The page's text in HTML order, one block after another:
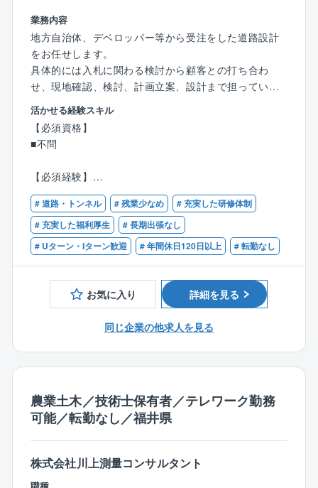
遠方にお住いの方や育児、介護が必要な方などご事
情に合わせて働き方を変えることが可能です。
業務内容
地方自治体、デベロッパー等から受注をした道路設計
をお任せします。
具体的には入札に関わる検討から顧客との打ち合わ
せ、現地確認、検討、計画立案、設計まで担っていた
だきます。
地域住民とのワークショップや、地域の特性・生活環
境などを考慮したゾーニングなど、調査の段階から設
計まで一貫して担っていただけます。
多くの人々の生活を支えるため、社会貢献性の高いお
仕事です。
■具体的に
建設部門（道路）では、道路改良、消雪設備、法面
工、橋梁の調査、点検、設計を行っています。
【部署の人数構成、年齢構成】
名、50代2名、60代1名
ン層どなたでも馴染みやすい環境です。
き入れていただきやすいです。
【魅力ポイント】
■残業時間少ない（月平均10h程度）
■転勤なし
■風通しが良いため離職率も非常に低いです。
活かせる経験スキル
【必須資格】
■不問
【必須経験】
■道路設計のご経験が3年程度ある方
【歓迎資格】
■技術士補
■RCCM（道路）
# 道路・トンネル # 残業少なめ
# 充実した研修体制
# 充実した福利厚生
# 長期出張なし
# Uターン・Iターン歓迎
# 年間休日120日以上 # 転勤なし
お気に入り 詳細を見る
同じ企業の他求人を見る
農業土木／技術士保有者／テレワーク勤務
可能／転勤なし／福井県
株式会社川上測量コンサルタント